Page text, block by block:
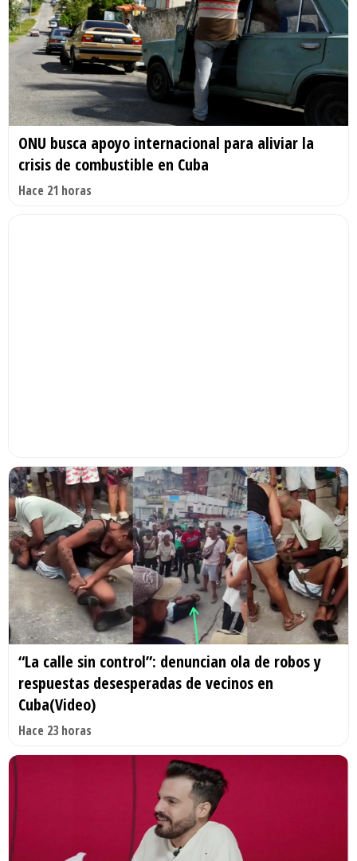
ONU busca apoyo internacional para aliviar la
crisis de combustible en Cuba
Hace 21 horas
“La calle sin control”: denuncian ola de robos y
respuestas desesperadas de vecinos en
Cuba(Video)
Hace 23 horas